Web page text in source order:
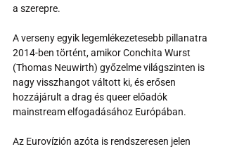
a szerepre.
A verseny egyik legemlékezetesebb pillanatra
2014-ben történt, amikor Conchita Wurst
(Thomas Neuwirth) győzelme világszinten is
nagy visszhangot váltott ki, és erősen
hozzájárult a drag és queer előadók
mainstream elfogadásához Európában.
Az Eurovízión azóta is rendszeresen jelen